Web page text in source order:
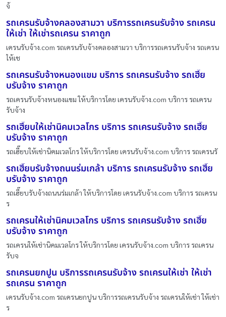
จ้
รถเครนรับจ้างคลองสามวา บริการรถเครนรับจ้าง รถเครน
ให้เช่า ให้เช่ารถเครน ราคาถูก
เครนรับจ้าง.com รถเครนรับจ้างคลองสามวา บริการรถเครนรับจ้าง รถเครน
ให้เช
รถเครนรับจ้างหนองแขม บริการ รถเครนรับจ้าง รถเฮี๊ย
บรับจ้าง ราคาถูก
รถเครนรับจ้างหนองแขม ให้บริการโดย เครนรับจ้าง.com บริการ รถเครน
รับจ้าง
รถเฮี๊ยบให้เช่านิคมเวลโกร บริการ รถเครนรับจ้าง รถเฮี๊ย
บรับจ้าง ราคาถูก
รถเฮี๊ยบให้เช่านิคมเวลโกร ให้บริการโดย เครนรับจ้าง.com บริการ รถเครนรั
รถเฮี๊ยบรับจ้างถนนร่มเกล้า บริการ รถเครนรับจ้าง รถเฮี๊ย
บรับจ้าง ราคาถูก
รถเฮี๊ยบรับจ้างถนนร่มเกล้า ให้บริการโดย เครนรับจ้าง.com บริการ รถเครน
ร
รถเครนให้เช่านิคมเวลโกร บริการ รถเครนรับจ้าง รถเฮี๊ย
บรับจ้าง ราคาถูก
รถเครนให้เช่านิคมเวลโกร ให้บริการโดย เครนรับจ้าง.com บริการ รถเครน
รับจ
รถเครนยกปูน บริการรถเครนรับจ้าง รถเครนให้เช่า ให้เช่า
รถเครน ราคาถูก
เครนรับจ้าง.com รถเครนยกปูน บริการรถเครนรับจ้าง รถเครนให้เช่า ให้เช่า
ร